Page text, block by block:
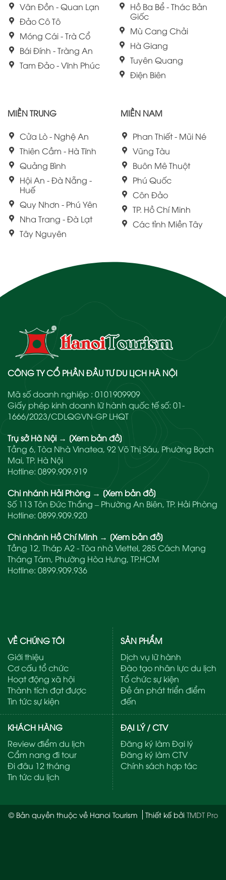
Vân Đồn - Quan Lạn
Đảo Cô Tô
Móng Cái - Trà Cổ
Bái Đính - Tràng An
Tam Đảo - Vĩnh Phúc
Hồ Ba Bể - Thác Bản
Giốc
Mù Cang Chải
Hà Giang
Tuyên Quang
Điện Biên
MIỀN TRUNG
Cửa Lò - Nghệ An
Thiên Cầm - Hà Tĩnh
Quảng Bình
Hội An - Đà Nẵng -
Huế
Quy Nhơn - Phú Yên
Nha Trang - Đà Lạt
Tây Nguyên
MIỀN NAM
Phan Thiết - Mũi Né
Vũng Tàu
Buôn Mê Thuột
Phú Quốc
Côn Đảo
TP. Hồ Chí Minh
Các tỉnh Miền Tây
CÔNG TY CỔ PHẦN ĐẦU TƯ DU LỊCH HÀ NỘI
Mã số doanh nghiệp : 0101909909
Giấy phép kinh doanh lữ hành quốc tế số: 01-
1666/2023/CDLQGVN-GP LHQT
Trụ sở Hà Nội → [Xem bản đồ]
Tầng 6, Tòa Nhà Vinatea, 92 Võ Thị Sáu, Phường Bạch
Mai, TP. Hà Nội
Hotline: 0899.909.919
Chi nhánh Hải Phòng → [Xem bản đồ]
Số 113 Tôn Đức Thắng – Phường An Biên, TP. Hải Phòng
Hotline: 0899.909.920
Chi nhánh Hồ Chí Minh → [Xem bản đồ]
Tầng 12, Tháp A2 - Tòa nhà Viettel, 285 Cách Mạng
Tháng Tám, Phường Hòa Hưng, TP.HCM
Hotline: 0899.909.936
VỀ CHÚNG TÔI
Giới thiệu
Cơ cấu tổ chức
Hoạt động xã hội
Thành tích đạt được
Tin tức sự kiện
SẢN PHẨM
Dịch vụ lữ hành
Đào tạo nhân lực du lịch
Tổ chức sự kiện
Đề án phát triển điểm
đến
KHÁCH HÀNG
Review điểm du lịch
Cẩm nang đi tour
Đi đâu 12 tháng
Tin tức du lịch
ĐẠI LÝ / CTV
Đăng ký làm Đại lý
Đăng ký làm CTV
Chính sách hợp tác
© Bản quyền thuộc về Hanoi Tourism Thiết kế bởi TMDT Pro